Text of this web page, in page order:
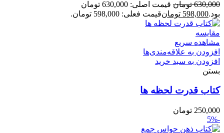
630,000 تومان
قیمت اصلی: 630,000 تومان
بود.598,000 تومانقیمت فعلی: 598,000 تومان.
مقایسه
مشاهده سریع
افزودن به علاقه‌مندی‌ها
افزودن به سبد خرید
بستن
کتاب قدرت لحظه ها
250,000 تومان
-5%